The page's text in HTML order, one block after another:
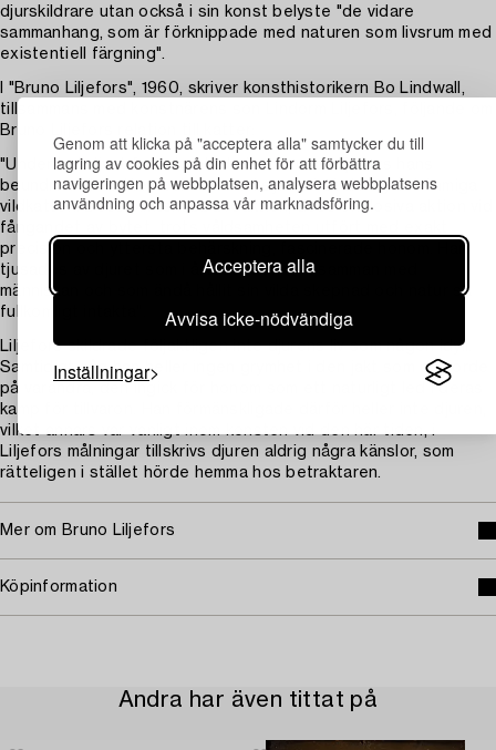
Genom att klicka på "acceptera alla" samtycker du till
lagring av cookies på din enhet för att förbättra
navigeringen på webbplatsen, analysera webbplatsens
användning och anpassa vår marknadsföring.
Acceptera alla
Avvisa icke-nödvändiga
Inställningar
djurskildrare utan också i sin konst belyste "de vidare
sammanhang, som är förknippade med naturen som livsrum med
existentiell färgning".
I "Bruno Liljefors", 1960, skriver konsthistorikern Bo Lindwall,
tillsammans med konstnärens son Lindorm Liljefors, följande om
Bruno Liljefors relation till katter:
"Under hela livet framskymtade hos Bruno Liljefors hans
beundran för katten och kanske i synnerhet den gråstrimmiga
vildkatten. Dess blixtsnabba reaktion, dess explosiva aktion vid
fångandet av bytet, trots våldsamheten utfört med exakt
precision och yttersta behärskning, fascinerade honom. Han
tjusades av djuret som i årtusenden levt samman med
människan och som ändå hållit sin vilda skepnad och natur så
fullkomligt intakta".
Liljefors skildrade följaktligen inte djurens liv som någon idyll.
Samtidigt såg han heller ingen grymhet i den jakt som de förde
på varandra, den ingick för honom som ett naturligt led i deras
kamp för tillvaron. Han förmänskligade därför heller inte djuren,
vilket annars var vanligt inom konsten vid den här tiden, i
Liljefors målningar tillskrivs djuren aldrig några känslor, som
rätteligen i stället hörde hemma hos betraktaren.
Mer om Bruno Liljefors
Köpinformation
Andra har även tittat på